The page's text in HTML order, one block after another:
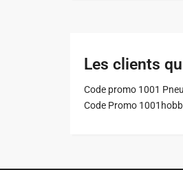
Les clients
Code promo 1001
Code Promo